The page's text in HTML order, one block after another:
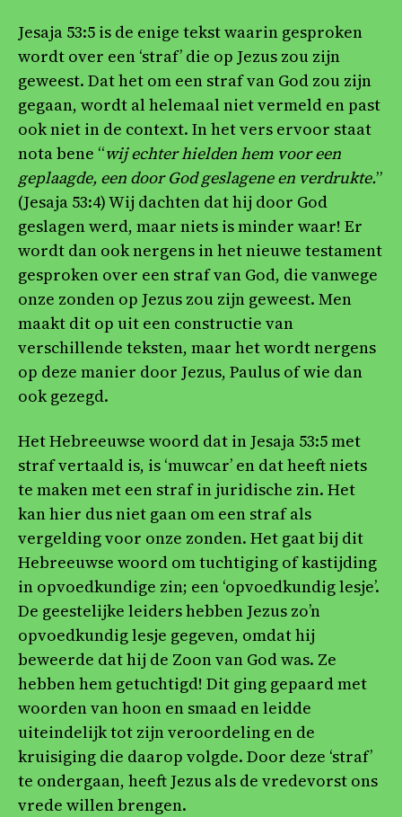
Jesaja 53:5 is de enige tekst waarin gesproken
wordt over een ‘straf’ die op Jezus zou zijn
geweest. Dat het om een straf van God zou zijn
gegaan, wordt al helemaal niet vermeld en past
ook niet in de context. In het vers ervoor staat
nota bene “wij echter hielden hem voor een
geplaagde, een door God geslagene en verdrukte.”
(Jesaja 53:4) Wij dachten dat hij door God
geslagen werd, maar niets is minder waar! Er
wordt dan ook nergens in het nieuwe testament
gesproken over een straf van God, die vanwege
onze zonden op Jezus zou zijn geweest. Men
maakt dit op uit een constructie van
verschillende teksten, maar het wordt nergens
op deze manier door Jezus, Paulus of wie dan
ook gezegd.
Het Hebreeuwse woord dat in Jesaja 53:5 met
straf vertaald is, is ‘muwcar’ en dat heeft niets
te maken met een straf in juridische zin. Het
kan hier dus niet gaan om een straf als
vergelding voor onze zonden. Het gaat bij dit
Hebreeuwse woord om tuchtiging of kastijding
in opvoedkundige zin; een ‘opvoedkundig lesje’.
De geestelijke leiders hebben Jezus zo’n
opvoedkundig lesje gegeven, omdat hij
beweerde dat hij de Zoon van God was. Ze
hebben hem getuchtigd! Dit ging gepaard met
woorden van hoon en smaad en leidde
uiteindelijk tot zijn veroordeling en de
kruisiging die daarop volgde. Door deze ‘straf’
te ondergaan, heeft Jezus als de vredevorst ons
vrede willen brengen.